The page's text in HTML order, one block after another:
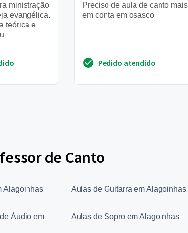
ministração
evangélica.
teórica e
Preciso de aula de canto mais
em conta em osasco
Pedido atendido
de Canto
Alagoinhas Aulas de Guitarra em Alagoinhas
Áudio em
Aulas de Sopro em Alagoinhas